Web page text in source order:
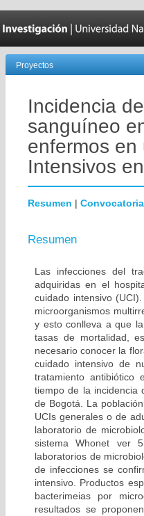
Proyectos
Incidencia
sanguíneo
enfermos
Intensivos
Resumen | Convocatoria
Resumen
Las infecciones del
adquiridas en el
cuidado intensivo
microorganismos
y esto conlleva a que
tasas de mortalidad,
necesario conocer la
cuidado intensivo de
tratamiento antibiótico
tiempo de la incidencia
de Bogotá. La
UCIs generales o de
laboratorio de
sistema Whonet ver
laboratorios de
de infecciones se
intensivo. Productos
bacterimeias por
resultados se